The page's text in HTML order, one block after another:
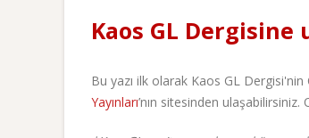
Kaos GL Dergisine
Bu yazı ilk olarak Kaos GL Dergisi'nin
Yayınları’nın sitesinden